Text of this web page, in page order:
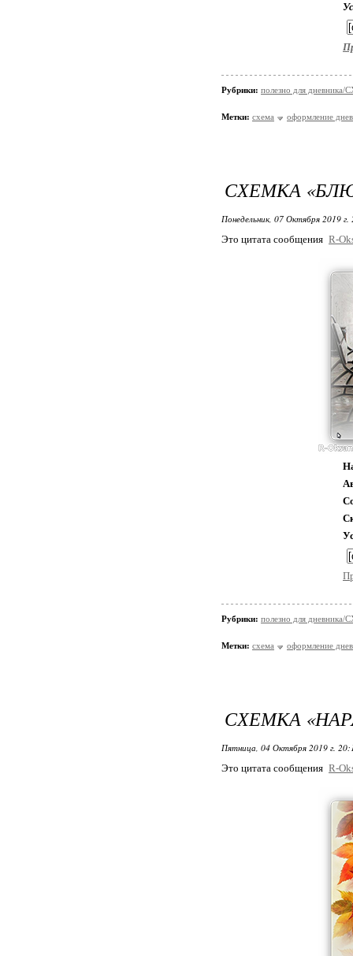
Рубрики: полезно для
Метки: схема оформление
СХЕМКА
Понедельник, 07 Октября 2019
Это цитата сообщения R-
Рубрики: полезно для
Метки: схема оформление
СХЕМКА
Пятница, 04 Октября 2019 г.
Это цитата сообщения R-